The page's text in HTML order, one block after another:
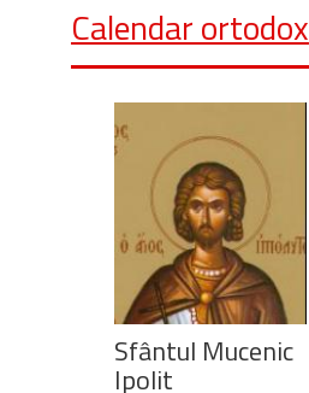
Calendar ortodox
Sfântul Mucenic
Ipolit